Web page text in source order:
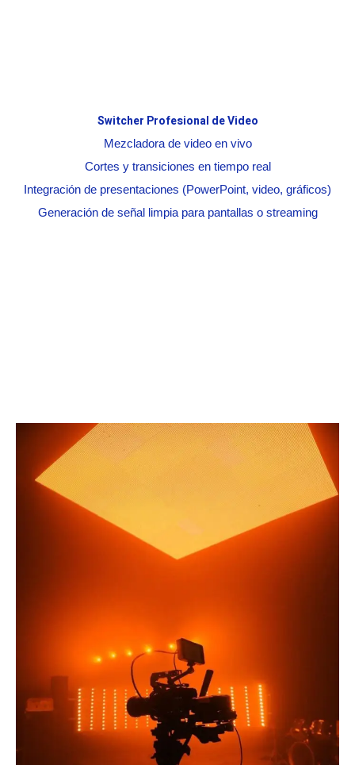
Switcher Profesional de Video
Mezcladora de video en vivo
Cortes y transiciones en tiempo real
Integración de presentaciones (PowerPoint, video, gráficos)
Generación de señal limpia para pantallas o streaming